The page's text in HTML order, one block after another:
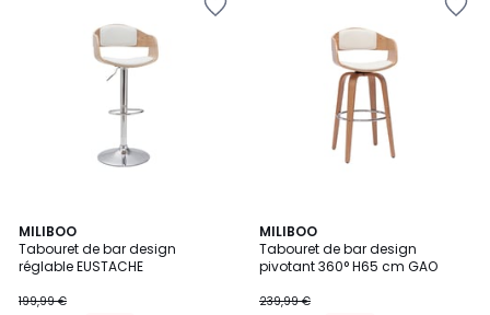
MILIBOO
Tabouret de bar design
réglable EUSTACHE
199,99 €
5
/
5
MILIBOO
Tabouret de bar design
pivotant 360° H65 cm GAO
239,99 €